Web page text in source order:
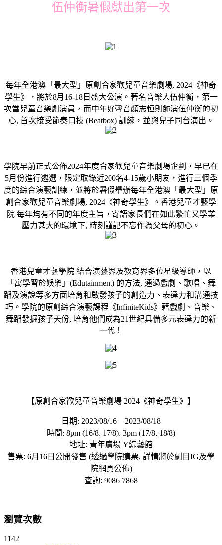
伍仲衡暑假獻出第一次
每年全港澳「最大型」原創合家歡兒童音樂劇場, 2024《神奇
學生》，將於8月16-18日盛大公演。著名音樂人伍仲衡，第一
次當兒童音樂劇演員，而中年好聲音顏志恒則飾演伍仲衡的初
心, 首次接受節奏口技 (Beatbox) 訓練，並與兒子同台演出。
學院早前正式公佈2024年度合家歡兒童音樂劇場企劃，早已在
5月份進行遴選，限定取錄近200名4-15歲小朋友，進行三個季
度的綜合演藝訓練，並將於暑假舉辦每年全港澳「最大型」原
創合家歡兒童音樂劇場, 2024《神奇學生》。香港兒童才藝學
院 每年均有不同的年度主旨，寄語家長們在如此繁忙又學業
壓力甚大的環境下, 時刻謹記不忘作為父母的初心。
香港兒童才藝學院 結合演藝界及教育界多位星級導師，以
「寓學習於娛樂」(Edutainment) 的方法, 通過戲劇、歌唱、舞
蹈及演說等多方面培育和啟發孩子的創造力、表達力和溝通技
巧。學院的原創綜合演藝課程《InfiniteKids》藉戲劇、音樂、
舞蹈發掘孩子天份, 培育他們成為21世紀具備多元表達力的新
一代！
【原創合家歡兒童音樂劇場 2024《神奇學生》】
日期: 2023/08/16 – 2023/08/18
時間: 8pm (16/8, 17/8), 3pm (17/8, 18/8)
地址: 青年廣場 Y綜藝館
售票: 6月16日公開發售 (透過學院購票, 詳情將於劇目IG及學
院網頁公佈)
查詢: 9086 7868
瀏覽次數
1142